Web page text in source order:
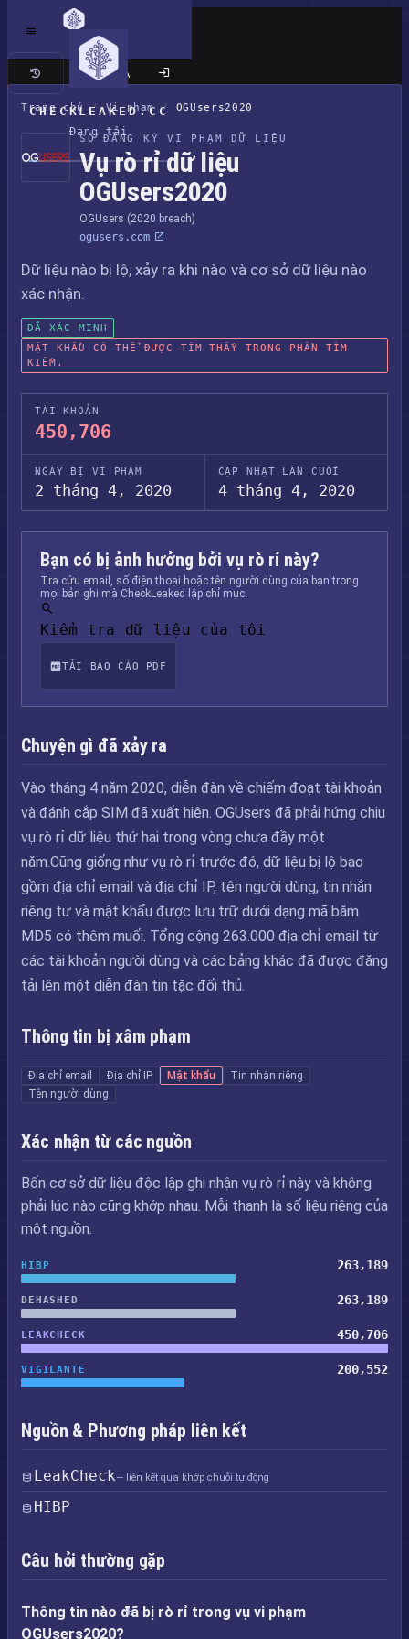
CHECKLEAKED.CC
Đang tải
Trang cổ điển
Trang chủ / Vi phạm / OGUsers2020
SỔ ĐĂNG KÝ VI PHẠM DỮ LIỆU
Vụ rò rỉ dữ liệu
OGUsers2020
OGUsers (2020 breach)
ogusers.com
Dữ liệu nào bị lộ, xảy ra khi nào và cơ sở dữ liệu nào
xác nhận.
ĐÃ XÁC MINH
MẬT KHẨU CÓ THỂ ĐƯỢC TÌM THẤY TRONG PHẦN TÌM
KIẾM.
TÀI KHOẢN
450,706
NGÀY BỊ VI PHẠM
2 tháng 4, 2020
CẬP NHẬT LẦN CUỐI
4 tháng 4, 2020
Bạn có bị ảnh hưởng bởi vụ rò rỉ này?
Tra cứu email, số điện thoại hoặc tên người dùng của bạn trong
mọi bản ghi mà CheckLeaked lập chỉ mục.
Kiểm tra dữ liệu của tôi
TẢI BÁO CÁO PDF
Chuyện gì đã xảy ra
Vào tháng 4 năm 2020, diễn đàn về chiếm đoạt tài khoản
và đánh cắp SIM đã xuất hiện. OGUsers đã phải hứng chịu
vụ rò rỉ dữ liệu thứ hai trong vòng chưa đầy một
năm.Cũng giống như vụ rò rỉ trước đó, dữ liệu bị lộ bao
gồm địa chỉ email và địa chỉ IP, tên người dùng, tin nhắn
riêng tư và mật khẩu được lưu trữ dưới dạng mã băm
MD5 có thêm muối. Tổng cộng 263.000 địa chỉ email từ
các tài khoản người dùng và các bảng khác đã được đăng
tải lên một diễn đàn tin tặc đối thủ.
Thông tin bị xâm phạm
Địa chỉ email Địa chỉ IP Mật khẩu
Tin nhắn riêng
Tên người dùng
Xác nhận từ các nguồn
Bốn cơ sở dữ liệu độc lập ghi nhận vụ rò rỉ này và không
phải lúc nào cũng khớp nhau. Mỗi thanh là số liệu riêng của
một nguồn.
HIBP 263,189
DEHASHED 263,189
LEAKCHECK 450,706
VIGILANTE 200,552
Nguồn & Phương pháp liên kết
LeakCheck— liên kết qua khớp chuỗi tự động
HIBP
Câu hỏi thường gặp
Thông tin nào đã bị rò rỉ trong vụ vi phạm
OGUsers2020?